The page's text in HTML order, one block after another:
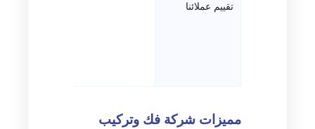
تقييم عملائنا
مميزات شركة فك وتركيب